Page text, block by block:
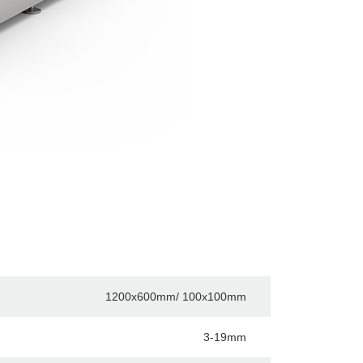
1200x600mm/ 100x100mm
3-19mm